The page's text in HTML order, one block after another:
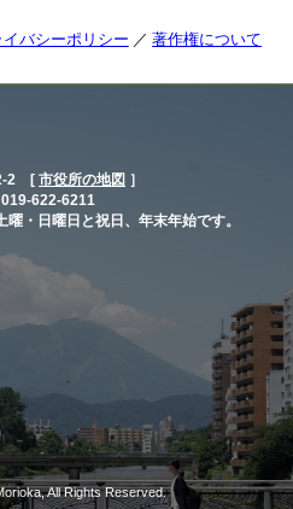
イバシーポリシー 著作権について
2 [ 市役所の地図 ］
622-6211
・日曜日と祝日、年末年始です。
All Rights Reserved.